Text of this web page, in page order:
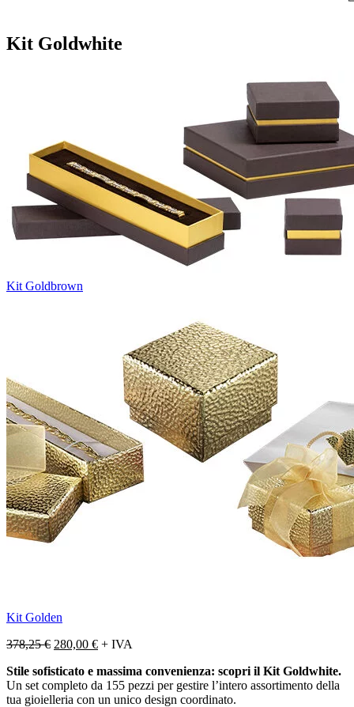
Kit Goldwhite
Kit Goldbrown
Kit Golden
378,25€ 280,00 € + IVA
Stile sofisticato e massima convenienza: scopri il Kit Goldwhite.
Un set completo da 155 pezzi per gestire l’intero assortimento della
tua gioielleria con un unico design coordinato.